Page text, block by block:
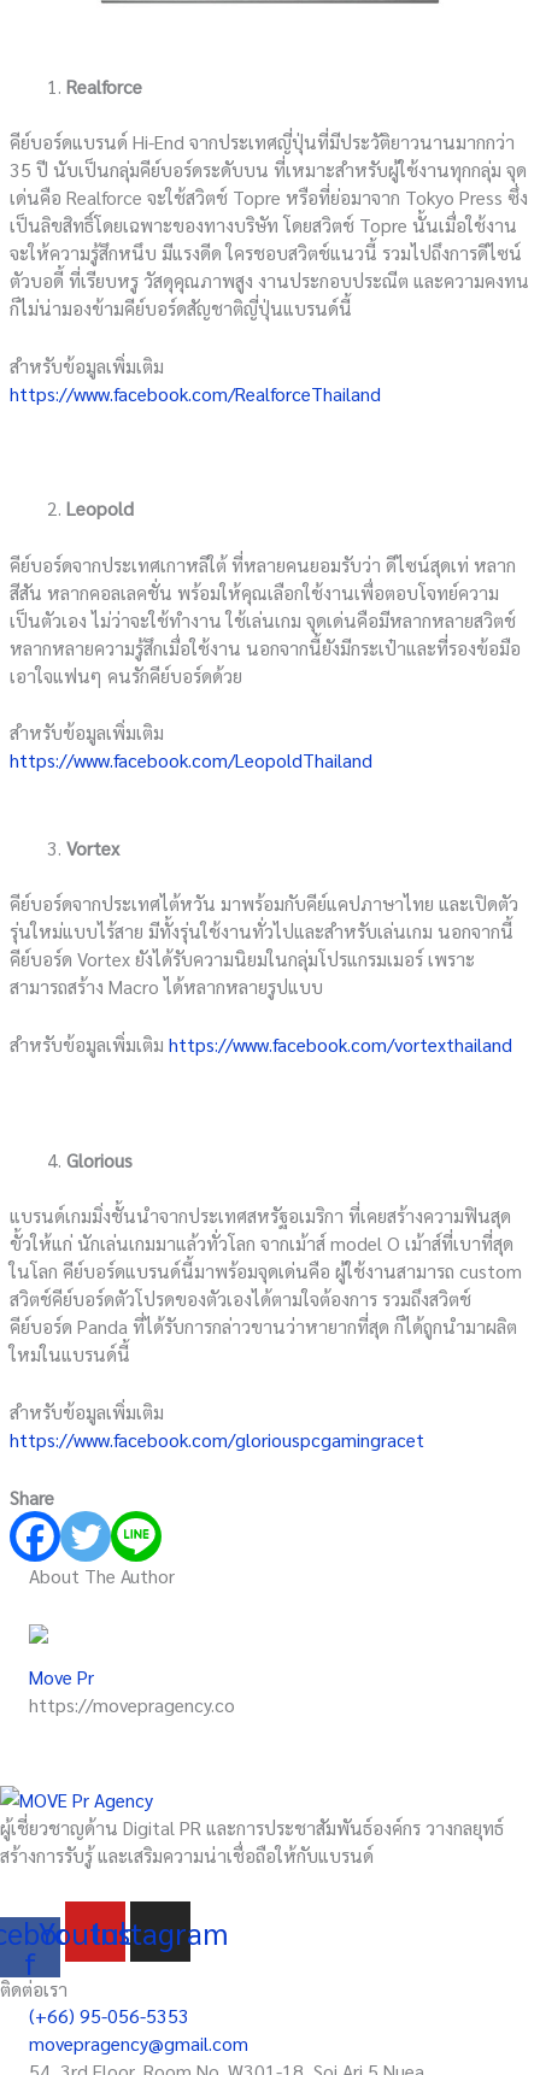
Realforce
คีย์บอร์ดแบรนด์ Hi-End จากประเทศญี่ปุ่นที่มีประวัติยาวนานมากกว่า
35 ปี นับเป็นกลุ่มคีย์บอร์ดระดับบน ที่เหมาะสำหรับผู้ใช้งานทุกกลุ่ม จุด
เด่นคือ Realforce จะใช้สวิตช์ Topre หรือที่ย่อมาจาก Tokyo Press ซึ่ง
เป็นลิขสิทธิ์โดยเฉพาะของทางบริษัท โดยสวิตช์ Topre นั้นเมื่อใช้งาน
จะให้ความรู้สึกหนึบ มีแรงดีด ใครชอบสวิตช์แนวนี้ รวมไปถึงการดีไซน์
ตัวบอดี้ ที่เรียบหรู วัสดุคุณภาพสูง งานประกอบประณีต และความคงทน
ก็ไม่น่ามองข้ามคีย์บอร์ดสัญชาติญี่ปุ่นแบรนด์นี้
สำหรับข้อมูลเพิ่มเติม
https://www.facebook.com/RealforceThailand
Leopold
คีย์บอร์ดจากประเทศเกาหลีใต้ ที่หลายคนยอมรับว่า ดีไซน์สุดเท่ หลาก
สีสัน หลากคอลเลคชั่น พร้อมให้คุณเลือกใช้งานเพื่อตอบโจทย์ความ
เป็นตัวเอง ไม่ว่าจะใช้ทำงาน ใช้เล่นเกม จุดเด่นคือมีหลากหลายสวิตช์
หลากหลายความรู้สึกเมื่อใช้งาน นอกจากนี้ยังมีกระเป๋าและที่รองข้อมือ
เอาใจแฟนๆ คนรักคีย์บอร์ดด้วย
สำหรับข้อมูลเพิ่มเติม
https://www.facebook.com/LeopoldThailand
Vortex
คีย์บอร์ดจากประเทศไต้หวัน มาพร้อมกับคีย์แคปภาษาไทย และเปิดตัว
รุ่นใหม่แบบไร้สาย มีทั้งรุ่นใช้งานทั่วไปและสำหรับเล่นเกม นอกจากนี้
คีย์บอร์ด Vortex ยังได้รับความนิยมในกลุ่มโปรแกรมเมอร์ เพราะ
สามารถสร้าง Macro ได้หลากหลายรูปแบบ
สำหรับข้อมูลเพิ่มเติมhttps://www.facebook.com/vortexthailand
Glorious
แบรนด์เกมมิ่งชั้นนำจากประเทศสหรัฐอเมริกา ที่เคยสร้างความฟินสุด
ขั้วให้แก่ นักเล่นเกมมาแล้วทั่วโลก จากเม้าส์ model O เม้าส์ที่เบาที่สุด
ในโลก คีย์บอร์ดแบรนด์นี้มาพร้อมจุดเด่นคือ ผู้ใช้งานสามารถ custom
สวิตช์คีย์บอร์ดตัวโปรดของตัวเองได้ตามใจต้องการ รวมถึงสวิตช์
คีย์บอร์ด Panda ที่ได้รับการกล่าวขานว่าหายากที่สุด ก็ได้ถูกนำมาผลิต
ใหม่ในแบรนด์นี้
สำหรับข้อมูลเพิ่มเติม
https://www.facebook.com/gloriouspcgamingracet
Share
About The Author
Move Pr
https://movepragency.co
ผู้เชี่ยวชาญด้าน Digital PR และการประชาสัมพันธ์องค์กร วางกลยุทธ์
สร้างการรับรู้ และเสริมความน่าเชื่อถือให้กับแบรนด์
f
Youtube
Instagram
ติดต่อเรา
(+66) 95-056-5353
movepragency@gmail.com